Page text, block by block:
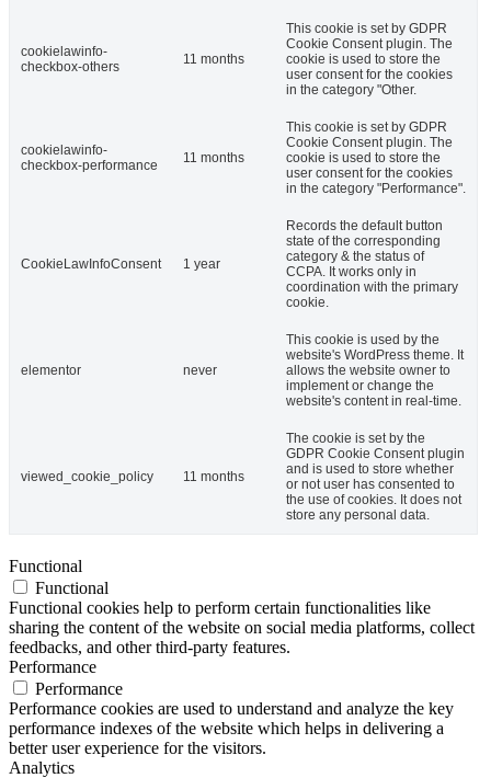
cookielawinfo-
checkbox-others
11 months
This cookie is set by GDPR
Cookie Consent plugin. The
cookie is used to store the
user consent for the cookies
in the category "Other.
cookielawinfo-
checkbox-performance
11 months
This cookie is set by GDPR
Cookie Consent plugin. The
cookie is used to store the
user consent for the cookies
in the category "Performance".
CookieLawInfoConsent 1 year
Records the default button
state of the corresponding
category & the status of
CCPA. It works only in
coordination with the primary
cookie.
elementor never
This cookie is used by the
website's WordPress theme. It
allows the website owner to
implement or change the
website's content in real-time.
viewed_cookie_policy 11 months
The cookie is set by the
GDPR Cookie Consent plugin
and is used to store whether
or not user has consented to
the use of cookies. It does not
store any personal data.
Functional
Functional
Functional cookies help to perform certain functionalities like
sharing the content of the website on social media platforms, collect
feedbacks, and other third-party features.
Performance
Performance
Performance cookies are used to understand and analyze the key
performance indexes of the website which helps in delivering a
better user experience for the visitors.
Analytics